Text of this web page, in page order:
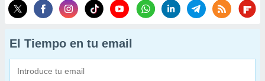
El Tiempo en tu email